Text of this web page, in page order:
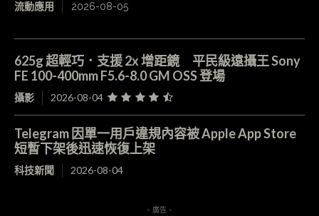
流動應用 2026-08-05
625g 超輕巧．支援 2x 增距鏡 平民級遠攝王 Sony
FE 100-400mm F5.6-8.0 GM OSS 登場
攝影 2026-08-04
Telegram 因單一用戶違規內容被 Apple App Store
短暫下架後迅速恢復上架
科技新聞 2026-08-04
- 廣告 -